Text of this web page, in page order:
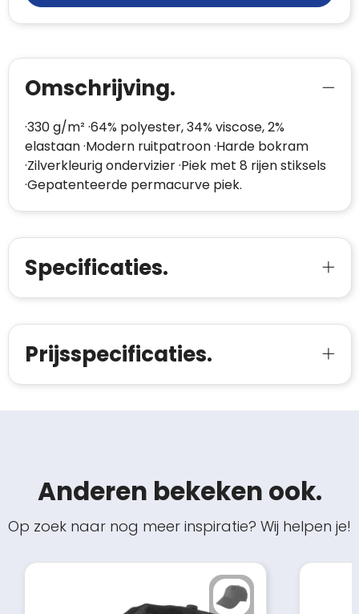
Omschrijving.
·330 g/m² ·64% polyester, 34% viscose, 2%
elastaan ·Modern ruitpatroon ·Harde bokram
·Zilverkleurig ondervizier ·Piek met 8 rijen stiksels
·Gepatenteerde permacurve piek.
Specificaties.
Prijsspecificaties.
Anderen bekeken ook.
Op zoek naar nog meer inspiratie? Wij helpen je!